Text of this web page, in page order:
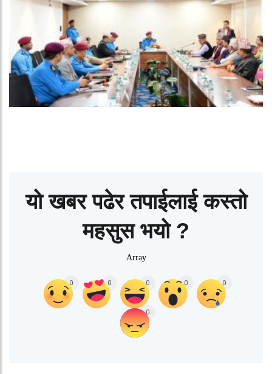
यो खबर पढेर तपाईलाई कस्तो
महसुस भयो ?
Array
0 0 0 0 0
0